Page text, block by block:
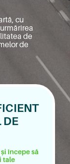
cu
de
de
DE
începe să
tale